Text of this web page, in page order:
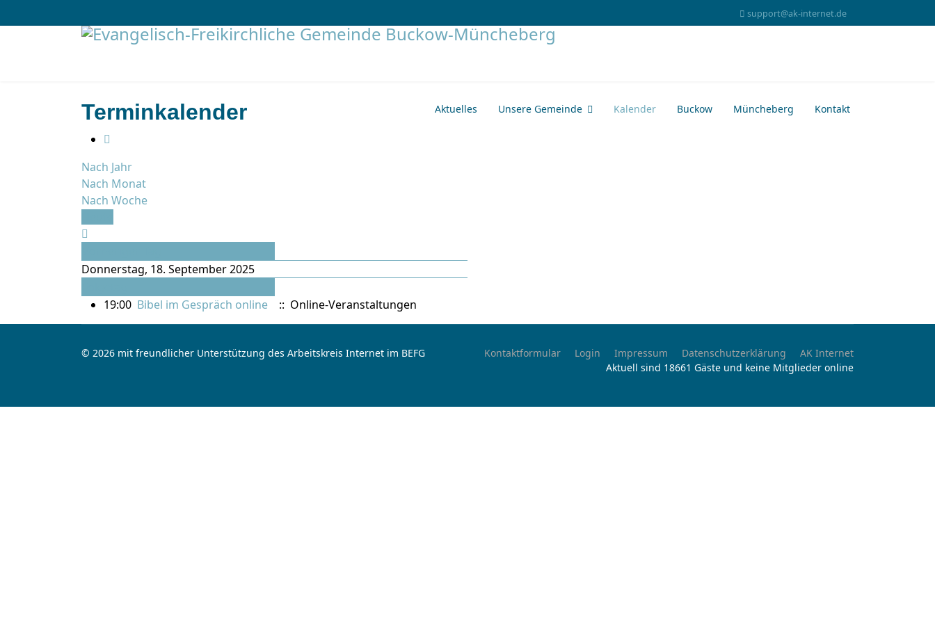
support@ak-internet.de
Aktuelles Unsere Gemeinde Kalender Buckow Müncheberg Kontakt
Terminkalender
Nach Jahr
Nach Monat
Nach Woche
Donnerstag, 18. September 2025
19:00 Bibel im Gespräch online :: Online-Veranstaltungen
© 2026 mit freundlicher Unterstützung des Arbeitskreis Internet im BEFG Kontaktformular Login Impressum Datenschutzerklärung
AK Internet
Aktuell sind 18661 Gäste und keine Mitglieder online